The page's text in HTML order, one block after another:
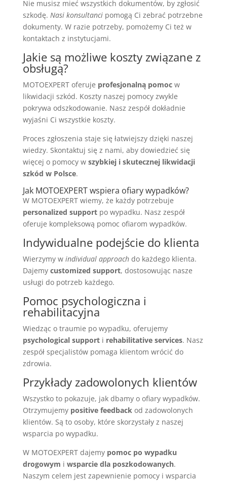
Nie musisz mieć wszystkich dokumentów, by zgłosić
szkodę. Nasi konsultancipomogą Ci zebrać potrzebne
dokumenty. W razie potrzeby, pomożemy Ci też w
kontaktach z instytucjami.
Jakie są możliwe koszty związane z
obsługą?
MOTOEXPERT oferuje profesjonalną pomocw
likwidacji szkód. Koszty naszej pomocy zwykle
pokrywa odszkodowanie. Nasz zespół dokładnie
wyjaśni Ci wszystkie koszty.
Proces zgłoszenia staje się łatwiejszy dzięki naszej
wiedzy. Skontaktuj się z nami, aby dowiedzieć się
więcej o pomocy w szybkiej i skutecznej likwidacji
szkód w Polsce.
Jak MOTOEXPERT wspiera ofiary wypadków?
W MOTOEXPERT wiemy, że każdy potrzebuje
personalized supportpo wypadku. Nasz zespół
oferuje kompleksową pomoc ofiarom wypadków.
Indywidualne podejście do klienta
Wierzymy w individual approachdo każdego klienta.
Dajemy customized support, dostosowując nasze
usługi do potrzeb każdego.
Pomoc psychologiczna i
rehabilitacyjna
Wiedząc o traumie po wypadku, oferujemy
psychological supporti rehabilitative services. Nasz
zespół specjalistów pomaga klientom wrócić do
zdrowia.
Przykłady zadowolonych klientów
Wszystko to pokazuje, jak dbamy o ofiary wypadków.
Otrzymujemy positive feedback od zadowolonych
klientów. Są to osoby, które skorzystały z naszej
wsparcia po wypadku.
W MOTOEXPERT dajemy pomoc po wypadku
drogowym i wsparcie dla poszkodowanych.
Naszym celem jest zapewnienie pomocy i wsparcia